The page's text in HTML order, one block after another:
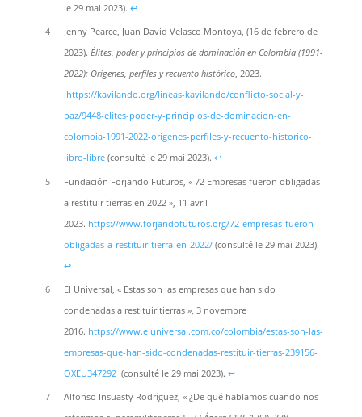
le 29 mai 2023). ↩︎
4
Jenny Pearce, Juan David Velasco Montoya, (16 de febrero de
2023). Élites, poder y principios de dominación en Colombia (1991-
2022): Orígenes, perfiles y recuento histórico, 2023.
https://kavilando.org/lineas-kavilando/conflicto-social-y-
paz/9448-elites-poder-y-principios-de-dominacion-en-
colombia-1991-2022-origenes-perfiles-y-recuento-historico-
libro-libre(consulté le 29 mai 2023). ↩︎
5
Fundación Forjando Futuros, « 72 Empresas fueron obligadas
a restituir tierras en 2022 », 11 avril
2023. https://www.forjandofuturos.org/72-empresas-fueron-
obligadas-a-restituir-tierra-en-2022/(consulté le 29 mai 2023).
↩︎
6
El Universal, « Estas son las empresas que han sido
condenadas a restituir tierras », 3 novembre
2016. https://www.eluniversal.com.co/colombia/estas-son-las-
empresas-que-han-sido-condenadas-restituir-tierras-239156-
OXEU347292(consulté le 29 mai 2023). ↩︎
7
Alfonso Insuasty Rodríguez, « ¿De qué hablamos cuando nos